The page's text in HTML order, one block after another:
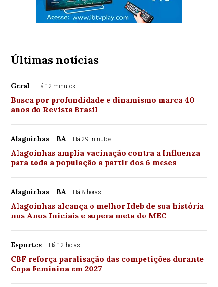
Últimas notícias
Geral Há 12 minutos
Busca por profundidade e dinamismo marca 40
anos do Revista Brasil
Alagoinhas - BA Há 29 minutos
Alagoinhas amplia vacinação contra a Influenza
para toda a população a partir dos 6 meses
Alagoinhas - BA Há 8 horas
Alagoinhas alcança o melhor Ideb de sua história
nos Anos Iniciais e supera meta do MEC
Esportes Há 12 horas
CBF reforça paralisação das competições durante
Copa Feminina em 2027